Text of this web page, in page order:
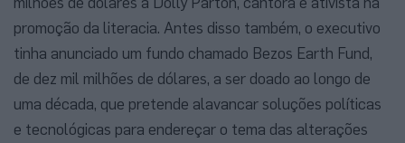
promoção da literacia. Antes disso também, o executivo
tinha anunciado um fundo chamado Bezos Earth Fund,
de dez mil milhões de dólares, a ser doado ao longo de
uma década, que pretende alavancar soluções políticas
e tecnológicas para endereçar o tema das alterações